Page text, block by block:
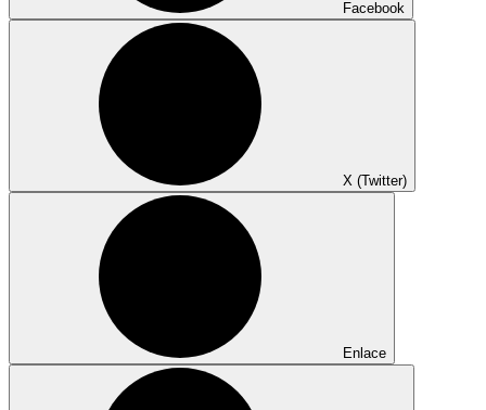
Facebook
X (Twitter)
Enlace